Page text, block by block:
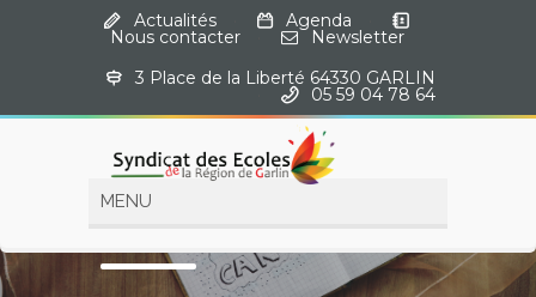
Actualités Agenda
Nous contacter
Newsletter
3 Place de la Liberté 64330 GARLIN
05 59 04 78 64
Agenda